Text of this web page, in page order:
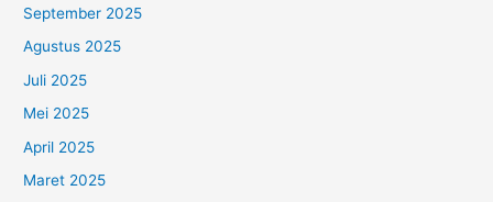
September 2025
Agustus 2025
Juli 2025
Mei 2025
April 2025
Maret 2025